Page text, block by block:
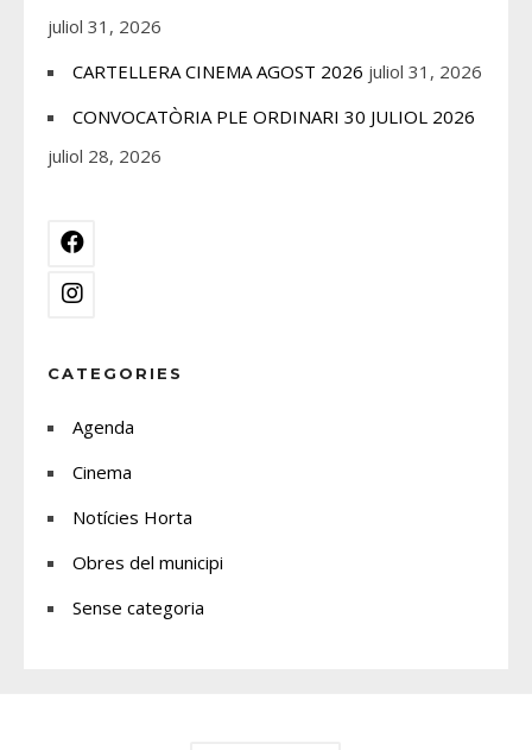
juliol 31, 2026
CARTELLERA CINEMA AGOST 2026 juliol 31, 2026
CONVOCATÒRIA PLE ORDINARI 30 JULIOL 2026
juliol 28, 2026
CATEGORIES
Agenda
Cinema
Notícies Horta
Obres del municipi
Sense categoria